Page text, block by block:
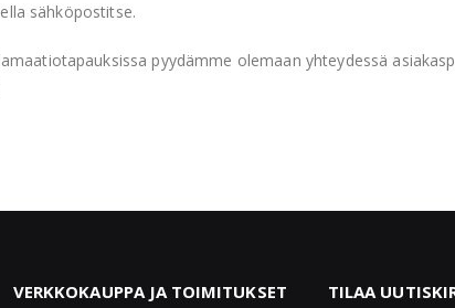
sähköpostitse.
pyydämme olemaan yhteydessä
VERKKOKAUPPA JA TOIMITUKSET TILAA